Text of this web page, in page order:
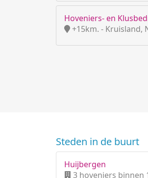
Hoveniers- en
+15km. - Kruisland,
Steden in de buurt
Huijbergen
3 hoveniers binnen